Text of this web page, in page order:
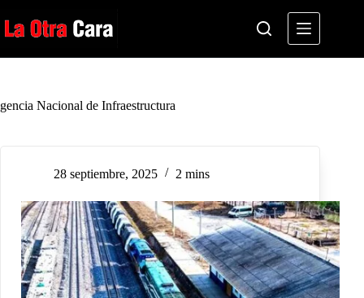
al
contenido
gencia Nacional de Infraestructura
28 septiembre, 2025 2 mins